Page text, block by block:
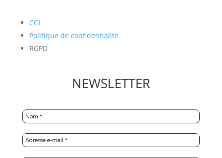
CGL
Politique de confidentialité
RGPD
NEWSLETTER